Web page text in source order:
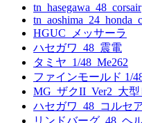
tn_hasegawa_48_corsair
HGUC_メッサーラ
ハセガワ_48_震電
タミヤ_1/48_Me262
ファインモールド 1/
MG_ザクII_Ver2_大
ハセガワ_48_コルセ
リンドバーグ_48_ヘ